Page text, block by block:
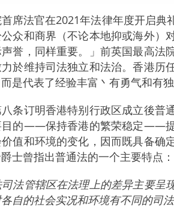
席法官在2021年法律年度开启
众和商界（不论本地抑或海外）
誉，同样重要。」前英国最高法
於维持司法独立和法治。香港历
是代表了经验丰富丶有勇气和有
八条订明香港特别行政区成立後
目的——保持香港的繁荣稳定——提
值和环境的变化，因而既具备确
士曾指出普通法的一个主要特点：
司法管辖区在法理上的差异主要
自的社会实况和环境有不同的司